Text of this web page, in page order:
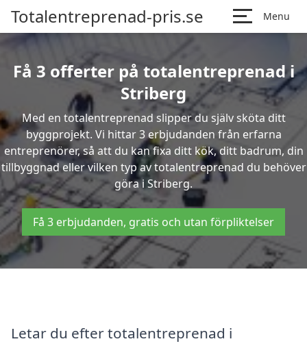
Totalentreprenad-pris.se Menu
Få 3 offerter på totalentreprenad i
Striberg
Med en totalentreprenad slipper du själv sköta ditt
byggprojekt. Vi hittar 3 erbjudanden från erfarna
entreprenörer, så att du kan fixa ditt kök, ditt badrum, din
tillbyggnad eller vilken typ av totalentreprenad du behöver
göra i Striberg.
Få 3 erbjudanden, gratis och utan förpliktelser
Letar du efter totalentreprenad i